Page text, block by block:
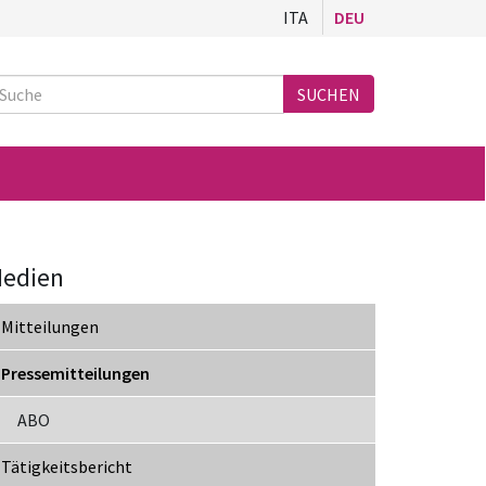
ITA DEU
Suche
SUCHEN
Mitteilungen
Pressemitteilungen
ABO
Tätigkeitsbericht